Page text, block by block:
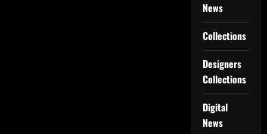
News
Collections
Designers
Collections
Digital
News